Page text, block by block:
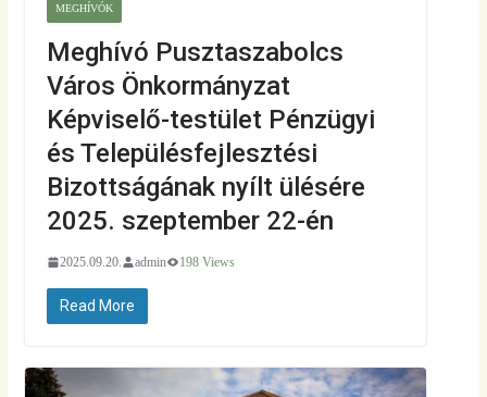
MEGHÍVÓK
Meghívó Pusztaszabolcs
Város Önkormányzat
Képviselő-testület Pénzügyi
és Településfejlesztési
Bizottságának nyílt ülésére
2025. szeptember 22-én
2025.09.20. admin 198 Views
Read More